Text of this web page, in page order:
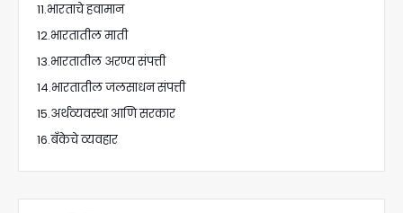
11.भारताचे हवामान
12.भारतातील माती
13.भारतातील अरण्य संपत्ती
14.भारतातील जलसाधन संपत्ती
15.अर्थव्यवस्था आणि सरकार
16.बँकेचे व्यवहार